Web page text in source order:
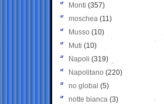
Monti (357)
moschea (11)
Musso (10)
Muti (10)
Napoli (319)
Napolitano (220)
no global (5)
notte bianca (3)